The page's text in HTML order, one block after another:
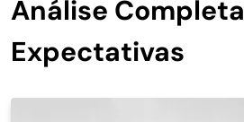
Análise Completa
Expectativas